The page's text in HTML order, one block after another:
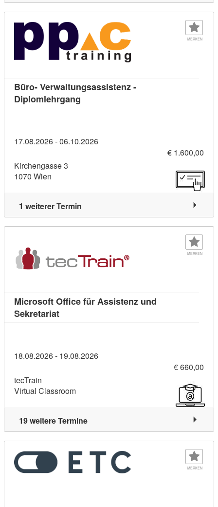
MERKEN
Büro- Verwaltungsassistenz -
Diplomlehrgang
17.08.2026 - 06.10.2026
€ 1.600,00
Kirchengasse 3
1070 Wien
1 weiterer Termin
MERKEN
Microsoft Office für Assistenz und
SekretariatKursdetail: Microsoft Office für Assistenz
18.08.2026 - 19.08.2026
€ 660,00
tecTrain
Virtual Classroom
19 weitere Termine
MERKEN